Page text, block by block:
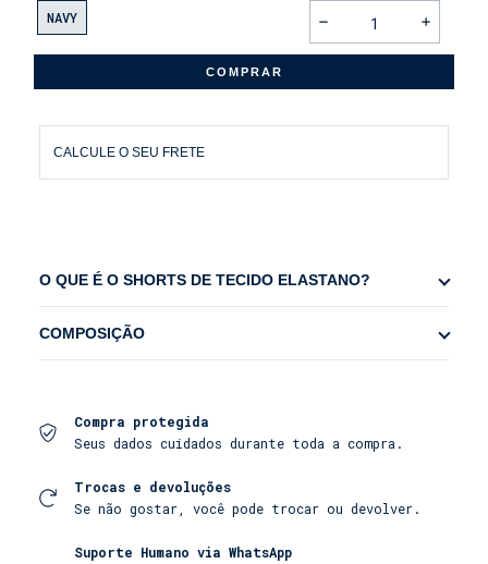
NAVY
COMPRAR
CALCULE O SEU FRETE
O QUE É O SHORTS DE TECIDO ELASTANO?
elasticidade que se ajusta ao corpo, ideal para
atividades do dia a dia, físicas ou para os
momentos de lazer.
Segurança e Praticidade:
coloridotraz um toque exclusivo ao design,
frontais garante maior segurança para guardar
COMPOSIÇÃO
Cueca Interna: 100% Poliamida
Compra protegida
Seus dados cuidados durante toda a compra.
Trocas e devoluções
Se não gostar, você pode trocar ou devolver.
Suporte Humano via WhatsApp